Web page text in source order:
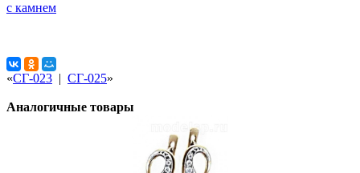
с камнем
«СГ-023 | СГ-025»
Аналогичные товары